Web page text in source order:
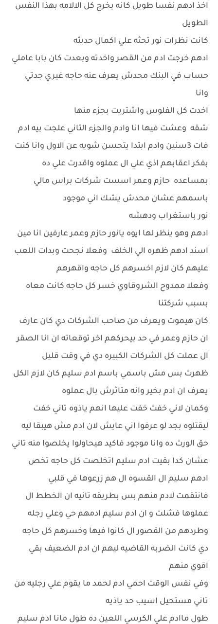
اخذ ادهم نفسا طويل كانه يخرج كل الالامه بهذا النفس
الطويل
كانت نظرات نور تحثه علي اكمال حديثه
ادهم خرجت ادم من القصر واخدته وبعدت كان بابا عاملي
حساب في البنك محدش يعرف عنه حاجه غيري جدتي
وانا
اخدت كل الفلوس واشتريت بجزء منها
شقه وعشت فيها انا وادم والجزء التاني علجت بيه ادم
فات 3سنين وادم ابتدا يتحسن شويه عن الاول وانا كنت
بفكر اعقابهم اذي علي ال عملوه واقدرت علي ده
بمساعده حازم وعمر اسست شركات براس مالي
باسمهم عشان محدش يشك اني موجود
نور باستغراب ودهشه
ادهم وهو ينظر لها ايوه يانور حازم وعمر عارفين انا مين
اسند ادهم ظهره الي الخلف وفعلا نجحت وبدات اللعب
عليهم كان لازم اخسرهم كل حاجه واقهرهم
وفعلا ممدوح الشروقاوي خسر كل حاجه كانت معاه
بسبب شركتنا
كان هيموت ويعرف من صاحب الشركات دي كان عارف
ان حازم وعمر في حد بيحركهم اخر توقعاته ان انا الصقر
ال عملت كل الشركات الكبيره دي في وقت قليل
ظهرت بس مش باسمي باسم ادم سليم كان لازم الكل
يعرف ان ادم بخير وانه متاثرش بال عملوه
وكمان لاني خفت خفت عليها انهم ياذوه تاني خفت
ليقتلوه بجد لو عرفوا اني عايش لان ادم مش هيبقا ليه
حق الورث ده وانا موجود فاكيد هيحاولوا يخلصوا منه تاني
عشان كدا بقيت ادم سليم اتخلصت كل حاجه تخص
ادهم سليم ال القسوه ال هم زرعوها في قلبي
فانتقمت لادم منهم بس بطريقه تانيه ان الخطط ال
عملوها فشلت و ان ادم سليم ادمهم حي وعلي رجله
وطردهم من القصور ال كانوا فيها وخسرهم كل حاجه
دي كانت الضربه القاضيه ليهم ان ادم الضعيف بقي
اقوي منهم
وفي نفس الوقت احمي ادم لحمد ما يقوم علي رجليه من
تاني مستحيل اسيب حد ياذيه
طول ماادم علي الكرسي اللعين ده طول مانا ادم سليم